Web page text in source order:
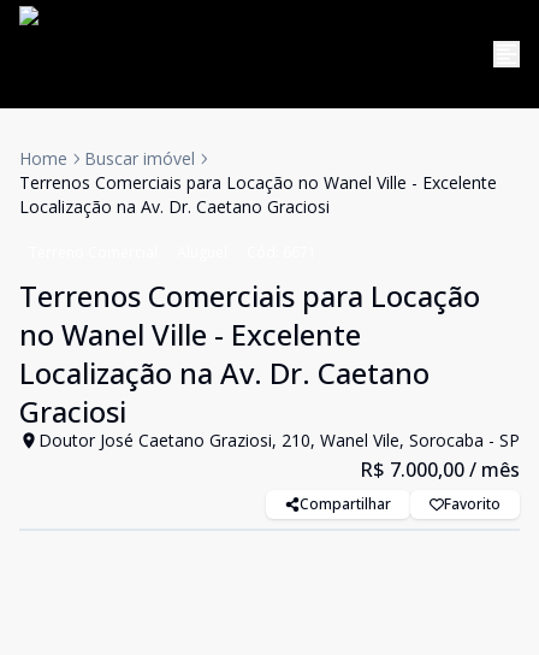
Home
Buscar imóvel
Terrenos Comerciais para Locação no Wanel Ville - Excelente
Localização na Av. Dr. Caetano Graciosi
Terrenos Comerciais para Locação
no Wanel Ville - Excelente
Localização na Av. Dr. Caetano
Graciosi
Doutor José Caetano Graziosi, 210, Wanel Vile, Sorocaba - SP
R$ 7.000,00/ mês
Compartilhar Favorito